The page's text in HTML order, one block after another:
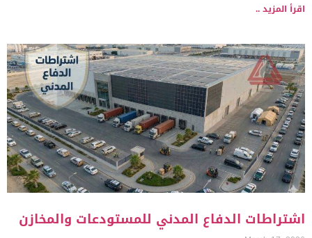
اقرأ المزيد ..
اشتراطات الدفاع المدني للمستودعات والمخازن